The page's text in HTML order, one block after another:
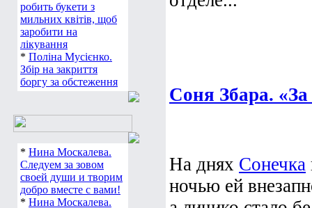
робить букети з
мильних квітів, щоб
заробити на
лікування
* Поліна Мусієнко.
Збір на закриття
боргу за обстеження
* Нина Москалева.
Следуем за зовом
своей души и творим
добро вместе с вами!
* Нина Москалева.
Соня Збара.
На днях Сонечка
ночью ей